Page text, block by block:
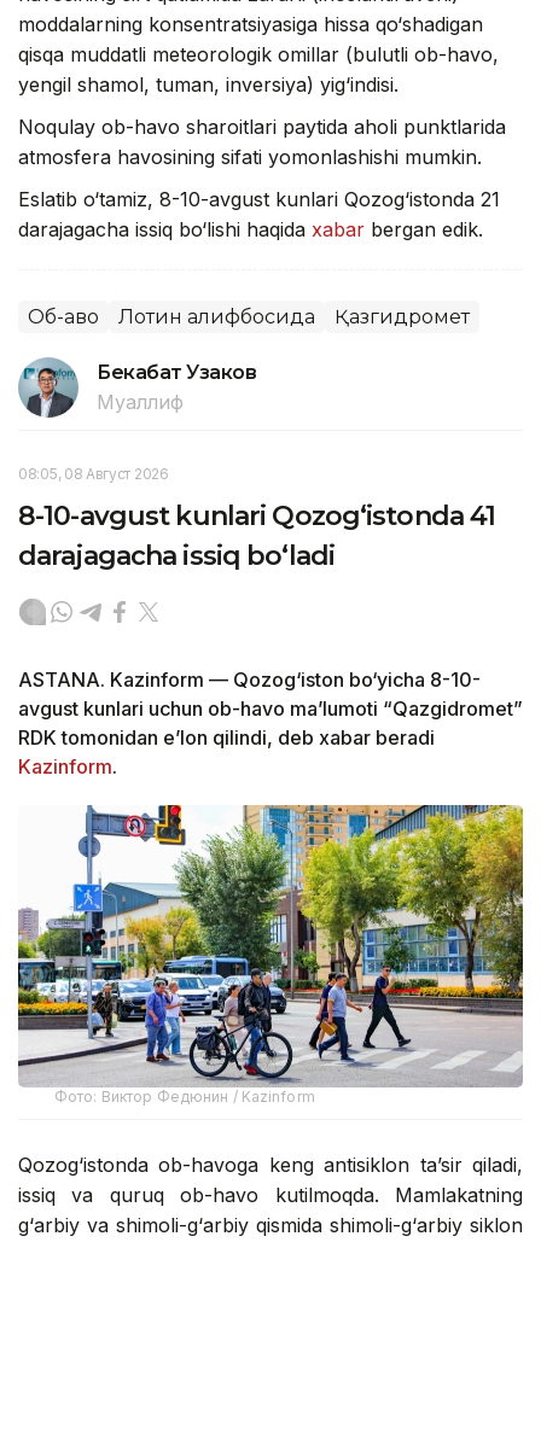
moddalarning konsentratsiyasiga hissa qo‘shadigan
qisqa muddatli meteorologik omillar (bulutli ob-havo,
yengil shamol, tuman, inversiya) yig‘indisi.
Noqulay ob-havo sharoitlari paytida aholi punktlarida
atmosfera havosining sifati yomonlashishi mumkin.
Eslatib o‘tamiz, 8-10-avgust kunlari Qozog‘istonda 21
darajagacha issiq bo‘lishi haqida xabar bergan edik.
Об-ҳаво Лотин алифбосида Қазгидромет
Бекабат Узаков
Муаллиф
08:05, 08 Август 2026
8-10-avgust kunlari Qozog‘istonda 41
darajagacha issiq bo‘ladi
ASTANA. Kazinform — Qozog‘iston bo‘yicha 8-10-
avgust kunlari uchun ob-havo ma’lumoti “Qazgidromet”
RDK tomonidan e’lon qilindi, deb xabar beradi
Kazinform.
Фото: Виктор Федюнин / Kazinform
Qozog‘istonda ob-havoga keng antisiklon ta’sir qiladi,
issiq va quruq ob-havo kutilmoqda. Mamlakatning
g‘arbiy va shimoli-g‘arbiy qismida shimoli-g‘arbiy siklon